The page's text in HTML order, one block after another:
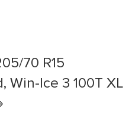
70 R15
Win-Ice 3 100T XL